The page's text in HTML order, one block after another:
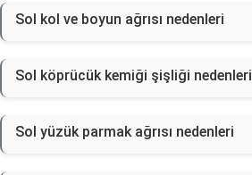
Sol kol ve boyun ağrısı nedenleri
Sol köprücük kemiği şişliği nedenleri
Sol yüzük parmak ağrısı nedenleri